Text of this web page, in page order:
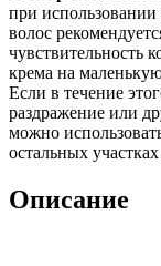
при
волос
чувствительность
крема на
Если в течение
раздражение или
можно
остальных
Описание